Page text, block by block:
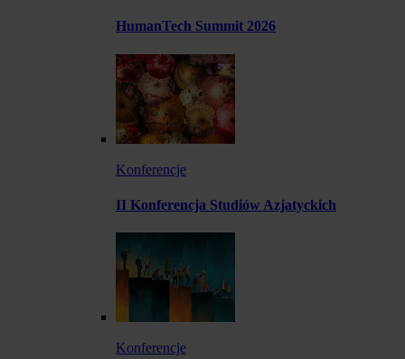
HumanTech Summit 2026
Konferencje
II Konferencja Studiów Azjatyckich
Konferencje